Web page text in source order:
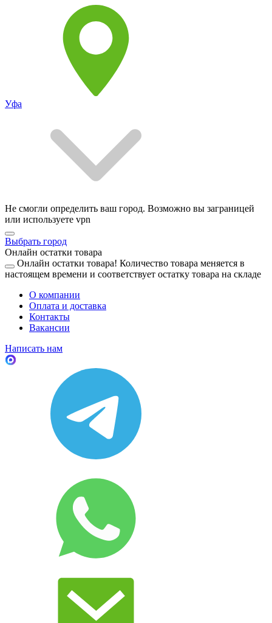
Уфа
Не смогли определить ваш город. Возможно вы заграницей
или используете vpn
Выбрать город
Онлайн остатки товара
Онлайн остатки товара! Количество товара меняется в
настоящем времени и соответствует остатку товара на складе
О компании
Оплата и доставка
Контакты
Вакансии
Написать нам